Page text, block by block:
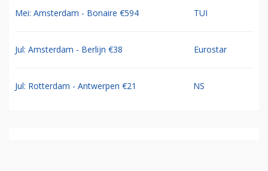
Mei: Amsterdam - Bonaire €594 TUI
Jul: Amsterdam - Berlijn €38 Eurostar
Jul: Rotterdam - Antwerpen €21 NS